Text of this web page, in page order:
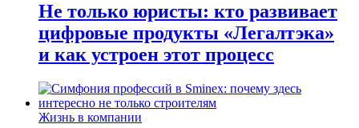
Не только юристы: кто развивает
цифровые продукты «Легалтэка»
и как устроен этот процесс
Жизнь в компании